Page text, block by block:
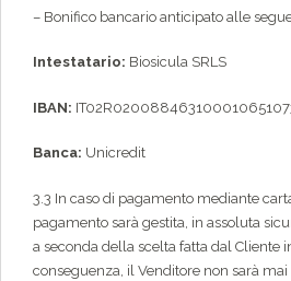
– Bonifico bancario anticipato alle
Intestatario: Biosicula SRLS
IBAN:
Banca: Unicredit
3.3 In caso di pagamento mediante
pagamento sarà gestita, in assoluta
a seconda della scelta fatta dal Cliente
conseguenza, il Venditore non sarà mai